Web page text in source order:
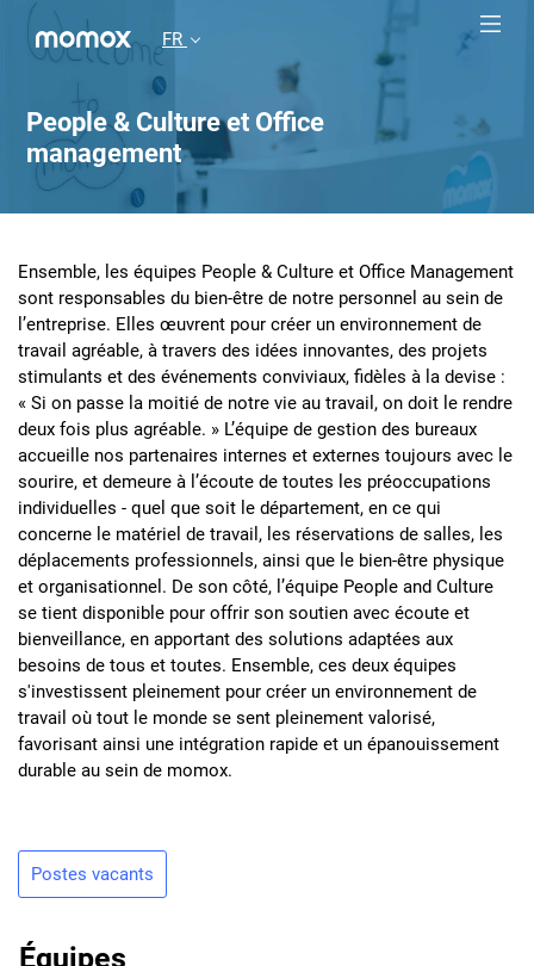
FR
People & Culture et Office
management
Ensemble, les équipes People & Culture et Office Management
sont responsables du bien-être de notre personnel au sein de
l’entreprise. Elles œuvrent pour créer un environnement de
travail agréable, à travers des idées innovantes, des projets
stimulants et des événements conviviaux, fidèles à la devise :
« Si on passe la moitié de notre vie au travail, on doit le rendre
deux fois plus agréable. » L’équipe de gestion des bureaux
accueille nos partenaires internes et externes toujours avec le
sourire, et demeure à l’écoute de toutes les préoccupations
individuelles - quel que soit le département, en ce qui
concerne le matériel de travail, les réservations de salles, les
déplacements professionnels, ainsi que le bien-être physique
et organisationnel. De son côté, l’équipe People and Culture
se tient disponible pour offrir son soutien avec écoute et
bienveillance, en apportant des solutions adaptées aux
besoins de tous et toutes. Ensemble, ces deux équipes
s'investissent pleinement pour créer un environnement de
travail où tout le monde se sent pleinement valorisé,
favorisant ainsi une intégration rapide et un épanouissement
durable au sein de momox.
Postes vacants
Équipes